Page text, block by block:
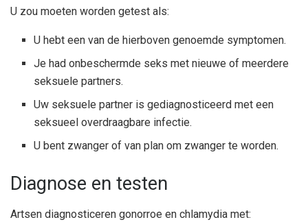
U zou moeten worden getest als:
U hebt een van de hierboven genoemde symptomen.
Je had onbeschermde seks met nieuwe of meerdere
seksuele partners.
Uw seksuele partner is gediagnosticeerd met een
seksueel overdraagbare infectie.
U bent zwanger of van plan om zwanger te worden.
Diagnose en testen
Artsen diagnosticeren gonorroe en chlamydia met: